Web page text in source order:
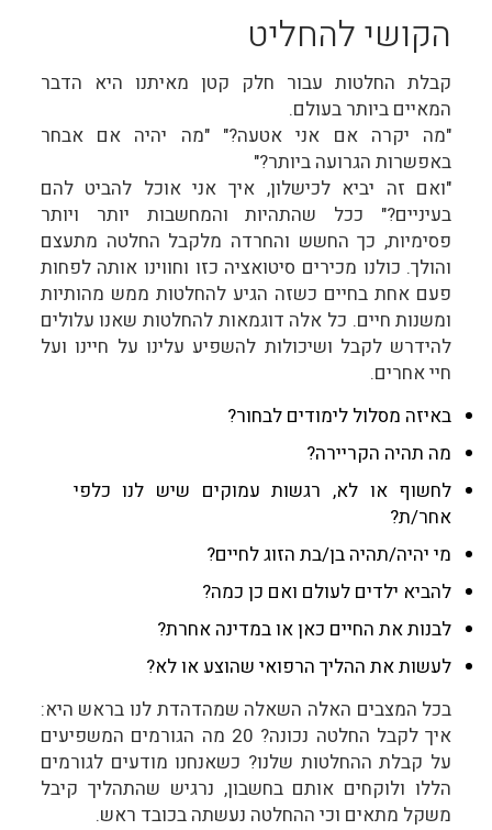
הקושי להחליט
קבלת החלטות עבור חלק קטן מאיתנו היא הדבר
המאיים ביותר בעולם.
"מה יקרה אם אני אטעה?" "מה יהיה אם אבחר
באפשרות הגרועה ביותר?"
"ואם זה יביא לכישלון, איך אני אוכל להביט להם
בעיניים?" ככל שהתהיות והמחשבות יותר ויותר
פסימיות, כך החשש והחרדה מלקבל החלטה מתעצם
והולך. כולנו מכירים סיטואציה כזו וחווינו אותה לפחות
פעם אחת בחיים כשזה הגיע להחלטות ממש מהותיות
ומשנות חיים. כל אלה דוגמאות להחלטות שאנו עלולים
להידרש לקבל ושיכולות להשפיע עלינו על חיינו ועל
חיי אחרים.
באיזה מסלול לימודים לבחור?
מה תהיה הקריירה?
לחשוף או לא, רגשות עמוקים שיש לנו כלפי
אחר/ת?
מי יהיה/תהיה בן/בת הזוג לחיים?
להביא ילדים לעולם ואם כן כמה?
לבנות את החיים כאן או במדינה אחרת?
לעשות את ההליך הרפואי שהוצע או לא?
בכל המצבים האלה השאלה שמהדהדת לנו בראש היא:
איך לקבל החלטה נכונה? 20 מה הגורמים המשפיעים
על קבלת ההחלטות שלנו? כשאנחנו מודעים לגורמים
הללו ולוקחים אותם בחשבון, נרגיש שהתהליך קיבל
משקל מתאים וכי ההחלטה נעשתה בכובד ראש.